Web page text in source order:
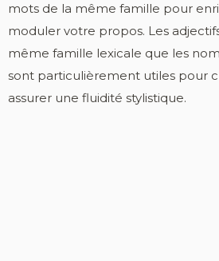
mots de la même famille pour
moduler votre propos. Les
même famille lexicale que les
sont particulièrement utiles pour
assurer une fluidité stylistique.